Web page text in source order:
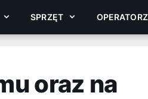
SPRZĘT
oraz na